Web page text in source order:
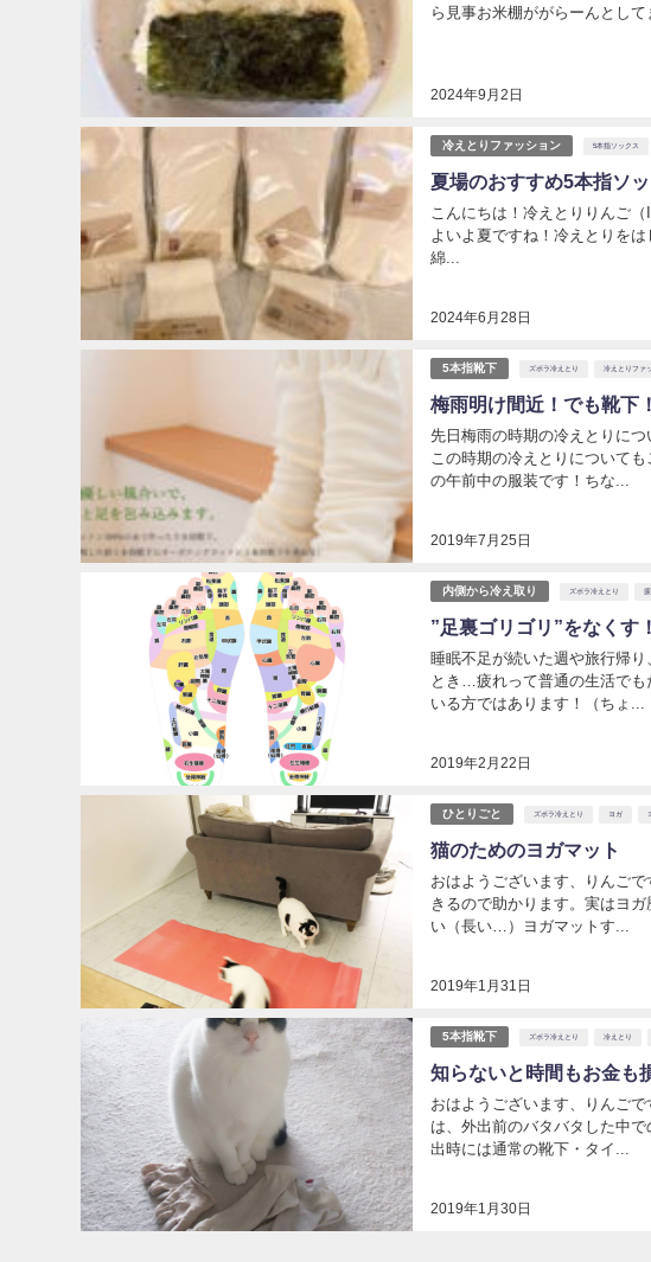
2024年9月2日
ら見事お米棚ががらーんとし
冷えとりファッション 5本指ソックス
夏場のおすすめ5本指ソ
2024年6月28日
こんにちは！冷えとりりんご
よいよ夏ですね！冷えとりを
綿...
5本指靴下 ズボラ冷えとり 冷えとりファ
梅雨明け間近！でも靴下！
2019年7月25日
先日梅雨の時期の冷えとりに
この時期の冷えとりについて
の午前中の服装です！ちな...
内側から冷え取り ズボラ冷えとり
”足裏ゴリゴリ”をなくす
2019年2月22日
睡眠不足が続いた週や旅行帰
とき…疲れって普通の生活でも
いる方ではあります！（ちょ...
ひとりごと ズボラ冷えとり ヨガ
猫のためのヨガマット
2019年1月31日
おはようございます、りんご
きるので助かります。実はヨ
い（長い…）ヨガマットす...
5本指靴下 ズボラ冷えとり 冷えとり
知らないと時間もお金も
2019年1月30日
おはようございます、りんご
は、外出前のバタバタした中
出時には通常の靴下・タイ...